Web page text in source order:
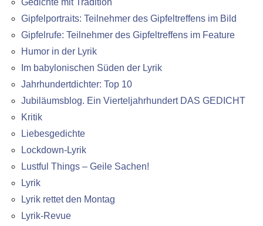
Gipfelportraits: Teilnehmer des Gipfeltreffens im Bild
Gipfelrufe: Teilnehmer des Gipfeltreffens im Feature
Humor in der Lyrik
Im babylonischen Süden der Lyrik
Jahrhundertdichter: Top 10
Jubiläumsblog. Ein Vierteljahrhundert DAS GEDICHT
Kritik
Liebesgedichte
Lockdown-Lyrik
Lustful Things – Geile Sachen!
Lyrik
Lyrik rettet den Montag
Lyrik-Revue